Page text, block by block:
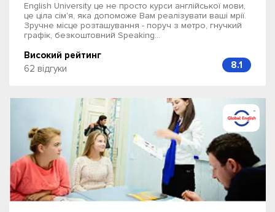
English University це не просто курси англійської мови,
це ціла сім'я, яка допоможе Вам реалізувати ваші мрії.
Зручне місце розташування - поруч з метро, гнучкий
графік, безкоштовний Speaking...
Високий рейтинг
62 відгуки
8.1